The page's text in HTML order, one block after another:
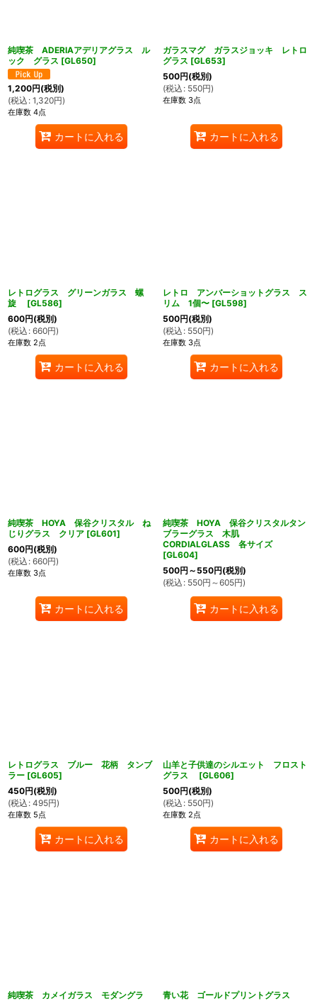
純喫茶 ADERIAアデリアグラス ル
ック グラス [GL650]
1,200円(税別)
(税込 : 1,320円)
在庫数 4点
カートに入れる
ガラスマグ ガラスジョッキ レトロ
グラス [GL653]
500円(税別)
(税込 : 550円)
在庫数 3点
カートに入れる
レトログラス グリーンガラス 螺
旋
[GL586]
600円(税別)
(税込 : 660円)
在庫数 2点
カートに入れる
レトロ アンバーショットグラス ス
リム 1個〜 [GL598]
500円(税別)
(税込 : 550円)
在庫数 3点
カートに入れる
純喫茶 HOYA 保谷クリスタル ね
じりグラス クリア [GL601]
600円(税別)
(税込 : 660円)
在庫数 3点
カートに入れる
純喫茶 HOYA 保谷クリスタルタン
ブラーグラス 木肌
CORDIALGLASS 各サイズ
[GL604]
500円 ～550円(税別)
(税込 : 550円 ～605円)
カートに入れる
レトログラス ブルー 花柄 タンブ
ラー [GL605]
450円(税別)
(税込 : 495円)
在庫数 5点
カートに入れる
山羊と子供達のシルエット フロスト
グラス
[GL606]
500円(税別)
(税込 : 550円)
在庫数 2点
カートに入れる
純喫茶 カメイガラス モダングラ
青い花 ゴールドプリントグラス